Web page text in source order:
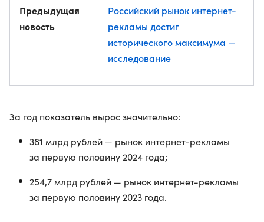
Предыдущая
новость
Российский рынок интернет-
рекламы достиг
исторического максимума —
исследование
За год показатель вырос значительно:
381 млрд рублей — рынок интернет-рекламы
за первую половину 2024 года;
254,7 млрд рублей — рынок интернет-рекламы
за первую половину 2023 года.